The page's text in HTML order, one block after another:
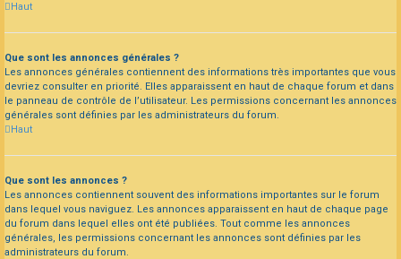
Haut
Que sont les annonces générales ?
Les annonces générales contiennent des informations très importantes que vous
devriez consulter en priorité. Elles apparaissent en haut de chaque forum et dans
le panneau de contrôle de l’utilisateur. Les permissions concernant les annonces
générales sont définies par les administrateurs du forum.
Haut
Que sont les annonces ?
Les annonces contiennent souvent des informations importantes sur le forum
dans lequel vous naviguez. Les annonces apparaissent en haut de chaque page
du forum dans lequel elles ont été publiées. Tout comme les annonces
générales, les permissions concernant les annonces sont définies par les
administrateurs du forum.